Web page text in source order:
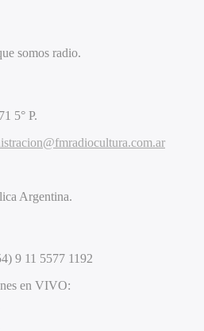
somos radio.
5° P.
Argentina.
9 11 5577 1192
en VIVO: